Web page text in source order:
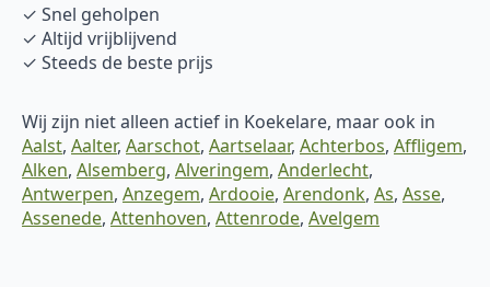
✓ Snel geholpen
✓ Altijd vrijblijvend
✓ Steeds de beste prijs
Wij zijn niet alleen actief in Koekelare, maar ook in
Aalst, Aalter, Aarschot, Aartselaar, Achterbos, Affligem,
Alken, Alsemberg, Alveringem, Anderlecht,
Antwerpen, Anzegem, Ardooie, Arendonk, As, Asse,
Assenede, Attenhoven, Attenrode, Avelgem